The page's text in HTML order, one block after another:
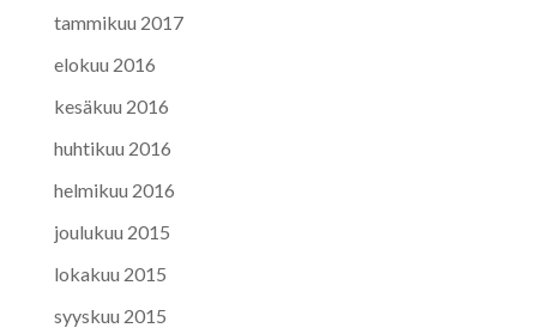
tammikuu 2017
elokuu 2016
kesäkuu 2016
huhtikuu 2016
helmikuu 2016
joulukuu 2015
lokakuu 2015
syyskuu 2015